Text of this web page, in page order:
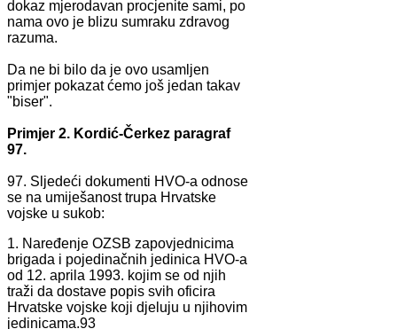
dokaz mjerodavan procjenite sami, po
nama ovo je blizu sumraku zdravog
razuma.
Da ne bi bilo da je ovo usamljen
primjer pokazat ćemo još jedan takav
"biser".
Primjer 2. Kordić-Čerkez paragraf
97.
97. Sljedeći dokumenti HVO-a odnose
se na umiješanost trupa Hrvatske
vojske u sukob:
1. Naređenje OZSB zapovjednicima
brigada i pojedinačnih jedinica HVO-a
od 12. aprila 1993. kojim se od njih
traži da dostave popis svih oficira
Hrvatske vojske koji djeluju u njihovim
jedinicama.93